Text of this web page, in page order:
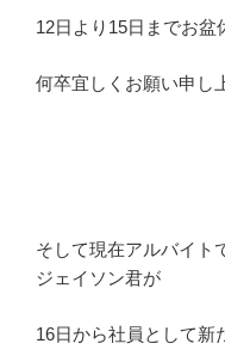
12日より15日までお
何卒宜しくお願い申し
そして現在アルバイト
ジェイソン君が
16日から社員として新